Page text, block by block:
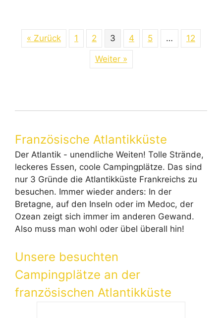
« Zurück 1 2 3 4 5 … 12
Weiter »
Französische Atlantikküste
Der Atlantik - unendliche Weiten! Tolle Strände,
leckeres Essen, coole Campingplätze. Das sind
nur 3 Gründe die Atlantikküste Frankreichs zu
besuchen. Immer wieder anders: In der
Bretagne, auf den Inseln oder im Medoc, der
Ozean zeigt sich immer im anderen Gewand.
Also muss man wohl oder übel überall hin!
Unsere besuchten
Campingplätze an der
französischen Atlantikküste